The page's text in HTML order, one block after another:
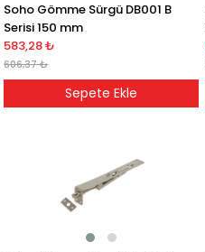
Soho Gömme Sürgü DB001 B
Serisi 150 mm
583,28 ₺
606,37 ₺
Sepete Ekle